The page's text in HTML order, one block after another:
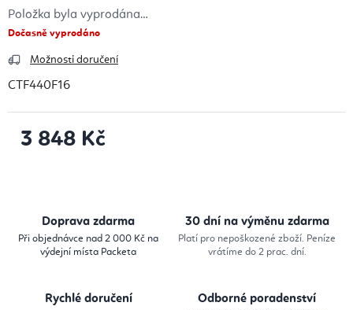
Položka byla vyprodána…
Dočasně vyprodáno
Možnosti doručení
CTF440F16
3 848 Kč
Doprava zdarma
Při objednávce nad 2 000 Kč na
výdejní místa Packeta
30 dní na výměnu zdarma
Platí pro nepoškozené zboží. Peníze
vrátíme do 2 prac. dní.
Rychlé doručení Odborné poradenství